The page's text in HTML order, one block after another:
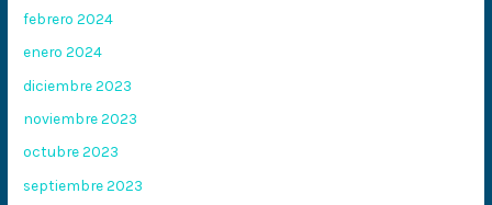
febrero 2024
enero 2024
diciembre 2023
noviembre 2023
octubre 2023
septiembre 2023